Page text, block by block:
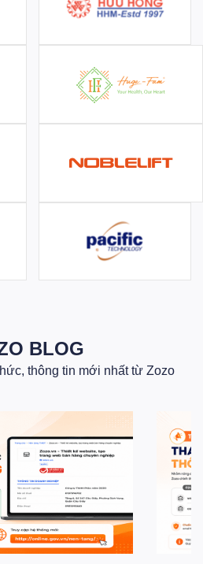
BLOG
thông tin mới nhất từ Zozo